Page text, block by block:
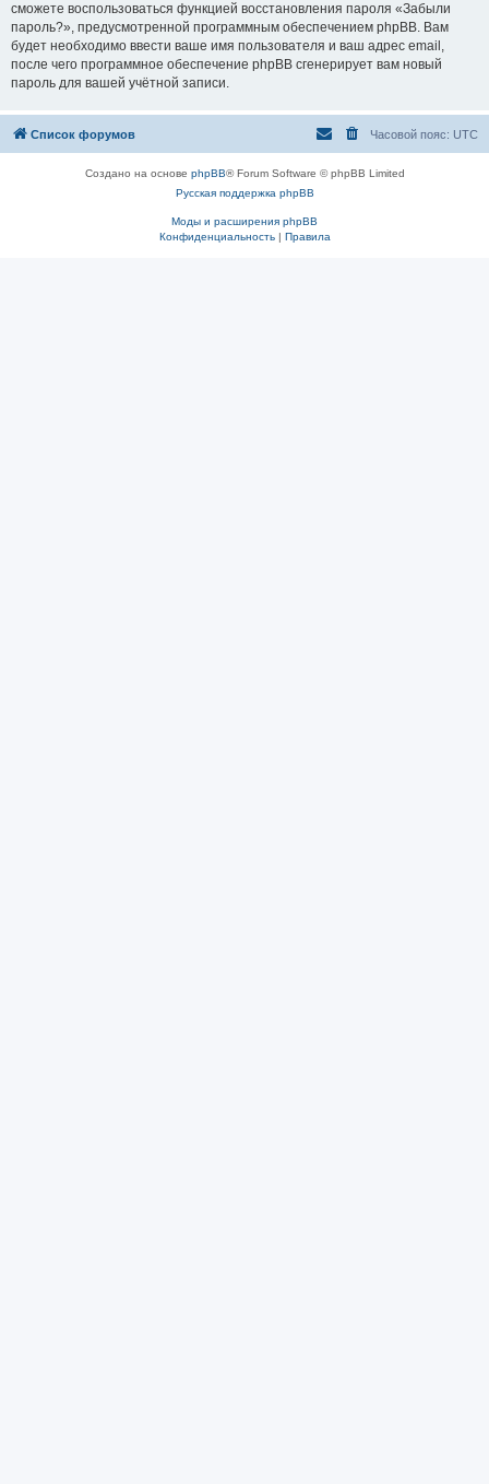
сможете воспользоваться функцией восстановления пароля «Забыли
пароль?», предусмотренной программным обеспечением phpBB. Вам
будет необходимо ввести ваше имя пользователя и ваш адрес email,
после чего программное обеспечение phpBB сгенерирует вам новый
пароль для вашей учётной записи.
Список форумов Часовой пояс: UTC
Создано на основе phpBB® Forum Software © phpBB Limited
Русская поддержка phpBB
Моды и расширения phpBB
Конфиденциальность| Правила